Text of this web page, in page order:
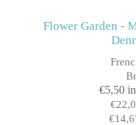
Flower Garden -
€5,50